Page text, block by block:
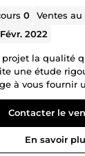
0 Ventes
Févr. 2022
projet la qualité
une étude
à vous fournir
civil – plus de
de coffrage,
avec tous
réalisation
Contacter le
En savoir